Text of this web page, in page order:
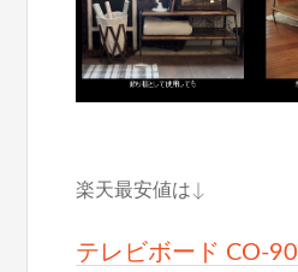
楽天最安値は↓
テレビボード CO-90